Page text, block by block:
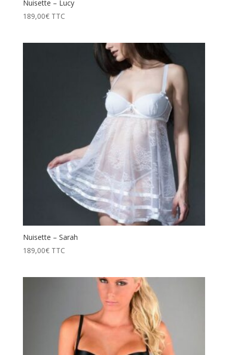
Nuisette – Lucy
189,00€ TTC
Nuisette – Sarah
189,00€ TTC